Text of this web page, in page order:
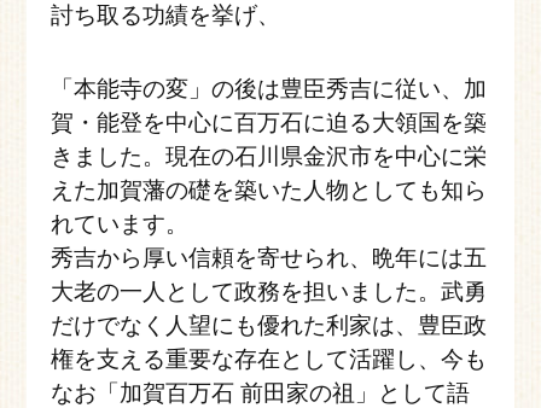
討ち取る功績を挙げ、
「本能寺の変」の後は豊臣秀吉に従い、加
賀・能登を中心に百万石に迫る大領国を築
きました。現在の石川県金沢市を中心に栄
えた加賀藩の礎を築いた人物としても知ら
れています。
秀吉から厚い信頼を寄せられ、晩年には五
大老の一人として政務を担いました。武勇
だけでなく人望にも優れた利家は、豊臣政
権を支える重要な存在として活躍し、今も
なお「加賀百万石 前田家の祖」として語